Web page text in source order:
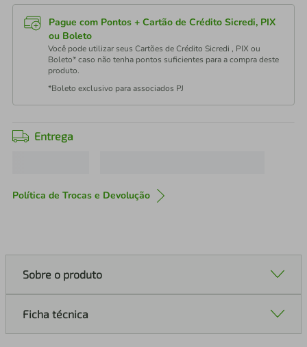
Pague com Pontos + Cartão de Crédito Sicredi, PIX
ou Boleto
Você pode utilizar seus Cartões de Crédito Sicredi , PIX ou
Boleto* caso não tenha pontos suficientes para a compra deste
produto.
*Boleto exclusivo para associados PJ
Entrega
Política de Trocas e Devolução
Sobre o produto
Ficha técnica